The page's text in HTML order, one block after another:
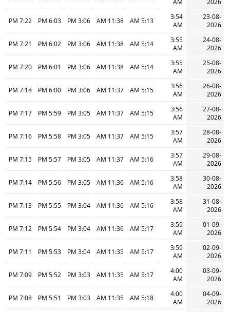
2026
AM
23-08-
2026
3:54
AM
5:13 AM
11:38 AM
3:06 PM
6:03 PM
7:22 PM
24-08-
2026
3:55
AM
5:14 AM
11:38 AM
3:06 PM
6:02 PM
7:21 PM
25-08-
2026
3:55
AM
5:14 AM
11:38 AM
3:06 PM
6:01 PM
7:20 PM
26-08-
2026
3:56
AM
5:15 AM
11:37 AM
3:06 PM
6:00 PM
7:18 PM
27-08-
2026
3:56
AM
5:15 AM
11:37 AM
3:05 PM
5:59 PM
7:17 PM
28-08-
2026
3:57
AM
5:15 AM
11:37 AM
3:05 PM
5:58 PM
7:16 PM
29-08-
2026
3:57
AM
5:16 AM
11:37 AM
3:05 PM
5:57 PM
7:15 PM
30-08-
2026
3:58
AM
5:16 AM
11:36 AM
3:05 PM
5:56 PM
7:14 PM
31-08-
2026
3:58
AM
5:16 AM
11:36 AM
3:04 PM
5:55 PM
7:13 PM
01-09-
2026
3:59
AM
5:17 AM
11:36 AM
3:04 PM
5:54 PM
7:12 PM
02-09-
2026
3:59
AM
5:17 AM
11:35 AM
3:04 PM
5:53 PM
7:11 PM
03-09-
2026
4:00
AM
5:17 AM
11:35 AM
3:03 PM
5:52 PM
7:09 PM
04-09-
2026
4:00
AM
5:18 AM
11:35 AM
3:03 PM
5:51 PM
7:08 PM